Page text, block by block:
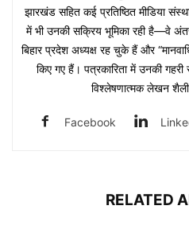
झारखंड सहित कई प्रतिष्ठित मीडिया
में भी उनकी सक्रिय भूमिका रही है—वे
बिहार प्रदेश अध्यक्ष रह चुके हैं और
किए गए हैं। पत्रकारिता में उनकी
विश्लेषणात्मक लेखन शैली
Facebook
RELATED